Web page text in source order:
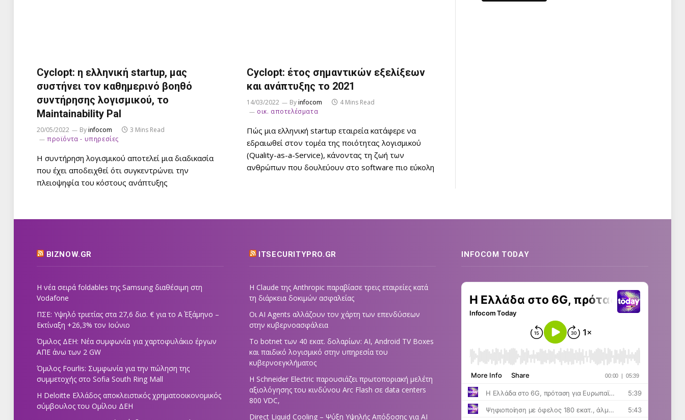
Cyclopt: η ελληνική startup, μας
συστήνει τον καθημερινό βοηθό
συντήρησης λογισμικού, το
Maintainability Pal
20/05/2022 Byinfocom
3 Mins Read
προϊόντα - υπηρεσίες
Η συντήρηση λογισμικού αποτελεί μια διαδικασία
που έχει αποδειχθεί ότι συγκεντρώνει την
πλειοψηφία του κόστους ανάπτυξης
Cyclopt: έτος σημαντικών εξελίξεων
και ανάπτυξης το 2021
14/03/2022 Byinfocom
4 Mins Read
οικ. αποτελέσματα
Πώς μια ελληνική startup εταιρεία κατάφερε να
εδραιωθεί στον τομέα της ποιότητας λογισμικού
(Quality-as-a-Service), κάνοντας τη ζωή των
ανθρώπων που δουλεύουν στο software πιο εύκολη
BIZNOW.GR
Η νέα σειρά foldables της Samsung διαθέσιμη στη
Vodafone
ΠΣΕ: Υψηλό τριετίας στα 27,6 δισ. € για το Α΄ Εξάμηνο –
Εκτίναξη +26,3% τον Ιούνιο
Όμιλος ΔΕΗ: Νέα συμφωνία για χαρτοφυλάκιο έργων
ΑΠΕ άνω των 2 GW
Όμιλος Fourlis: Συμφωνία για την πώληση της
συμμετοχής στο Sofia South Ring Mall
Η Deloitte Ελλάδος αποκλειστικός χρηματοοικονομικός
σύμβουλος του Ομίλου ΔΕΗ
ITSECURITYPRO.GR
Η Claude της Anthropic παραβίασε τρεις εταιρείες κατά
τη διάρκεια δοκιμών ασφαλείας
Οι AI Agents αλλάζουν τον χάρτη των επενδύσεων
στην κυβερνοασφάλεια
Το botnet των 40 εκατ. δολαρίων: AI, Android TV Boxes
και παιδικό λογισμικό στην υπηρεσία του
κυβερνοεγκλήματος
Η Schneider Electric παρουσιάζει πρωτοποριακή μελέτη
αξιολόγησης του κινδύνου Arc Flash σε data centers
800 VDC,
Direct Liquid Cooling – Ψύξη Υψηλής Απόδοσης για AI
INFOCOM TODAY